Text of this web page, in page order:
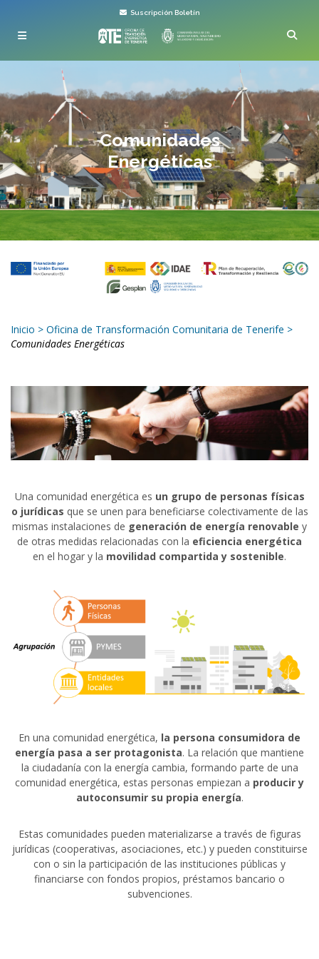
Suscripción Boletín
Comunidades
Energéticas
Inicio > Oficina de Transformación Comunitaria de Tenerife >
Comunidades Energéticas
Una comunidad energética es un grupo de personas físicas
o jurídicas que se unen para beneficiarse colectivamente de las
mismas instalaciones de generación de energía renovable y
de otras medidas relacionadas con la eficiencia energética
en el hogar y la movilidad compartida y sostenible.
En una comunidad energética, la persona consumidora de
energía pasa a ser protagonista. La relación que mantiene
la ciudadanía con la energía cambia, formando parte de una
comunidad energética, estas personas empiezan a producir y
autoconsumir su propia energía.
Estas comunidades pueden materializarse a través de figuras
jurídicas (cooperativas, asociaciones, etc.) y pueden constituirse
con o sin la participación de las instituciones públicas y
financiarse con fondos propios, préstamos bancario o
subvenciones.